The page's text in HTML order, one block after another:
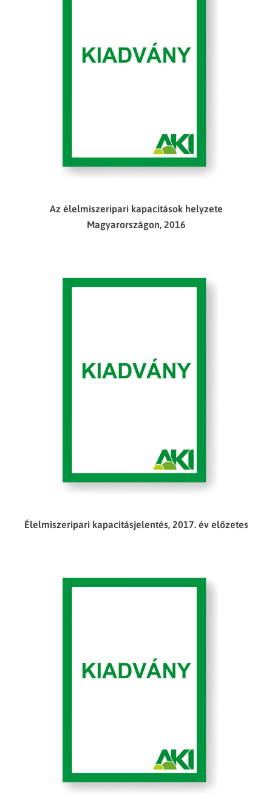
Az élelmiszeripari kapacitások helyzete
Magyarországon, 2016
Élelmiszeripari kapacitásjelentés, 2017. év előzetes